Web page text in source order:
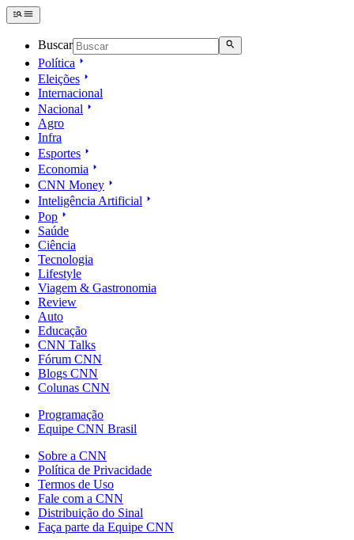
Buscar
Política
Eleições
Internacional
Nacional
Agro
Infra
Esportes
Economia
CNN Money
Inteligência Artificial
Pop
Saúde
Ciência
Tecnologia
Lifestyle
Viagem & Gastronomia
Review
Auto
Educação
CNN Talks
Fórum CNN
Blogs CNN
Colunas CNN
Programação
Equipe CNN Brasil
Sobre a CNN
Política de Privacidade
Termos de Uso
Fale com a CNN
Distribuição do Sinal
Faça parte da Equipe CNN